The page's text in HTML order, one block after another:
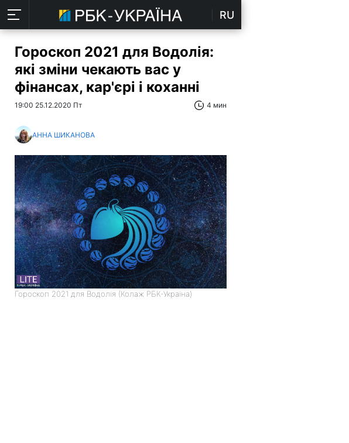
RU
Гороскоп 2021 для Водолія:
які зміни чекають вас у
фінансах, кар'єрі і коханні
19:00 25.12.2020 Пт 4 мин
АННА ШИКАНОВА
Гороскоп 2021 для Водолія (Колаж РБК-Україна)